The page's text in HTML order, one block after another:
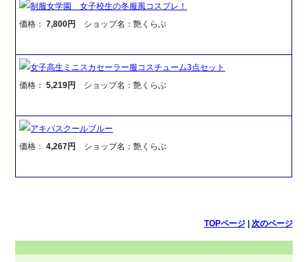
制服女学園 女子校生の冬服風コスプレ！
価格：7,800円 ショップ名：艶くらぶ
女子高生ミニスカセーラー服コスチューム3点セット
価格：5,219円 ショップ名：艶くらぶ
アキバスクールブルー
価格：4,267円 ショップ名：艶くらぶ
TOPページ| 次のページ